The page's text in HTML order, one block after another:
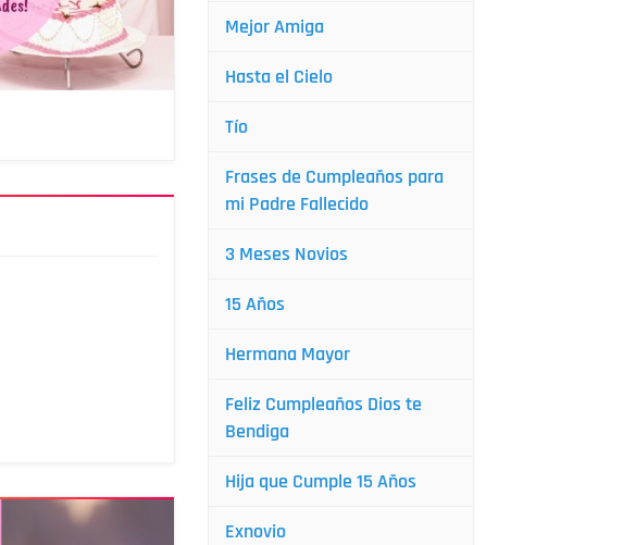
Mejor Amiga
Hasta el Cielo
Tío
Frases de Cumpleaños para
mi Padre Fallecido
3 Meses Novios
15 Años
Hermana Mayor
Feliz Cumpleaños Dios te
Bendiga
Hija que Cumple 15 Años
Exnovio